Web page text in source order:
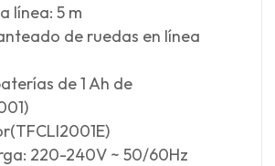
línea: 5 m
de ruedas en línea
de 1 Ah de
220-240V ~ 50/60Hz